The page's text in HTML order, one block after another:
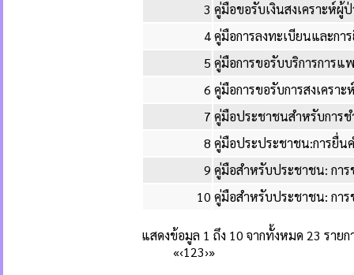
3 คู่มือขอรับเงินสงเคราะห์ผู้
4คู่มือการลงทะเบียนและกา
5 คู่มือการขอรับบริการการแ
6 คู่มือการขอรับการสงเคราะ
7 คู่มือประชาชนสำหรับการ
8 คู่มือประประชาชน:การยื่น
9 คู่มือสำหรับประชาชน: การ
10 คู่มือสำหรับประชาชน: กา
แสดงข้อมูล 1 ถึง 10 จากทั้งหมด 23 รายก
«‹123›»